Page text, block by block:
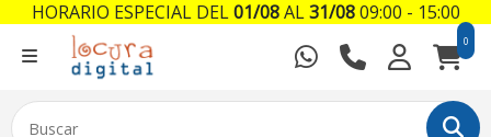
0
HORARIO ESPECIAL DEL01/08AL31/0809:00 - 15:00